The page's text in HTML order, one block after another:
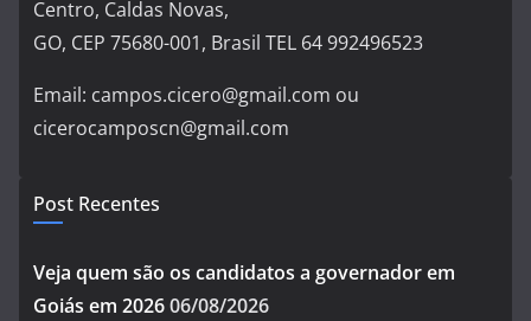
Centro, Caldas Novas,
GO, CEP 75680-001, Brasil TEL 64 992496523
Email: campos.cicero@gmail.com ou
cicerocamposcn@gmail.com
Post Recentes
Veja quem são os candidatos a governador em
Goiás em 202606/08/2026